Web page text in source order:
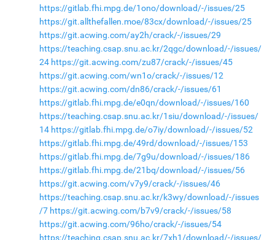
https://gitlab.fhi.mpg.de/1ono/download/-/issues/25
https://git.allthefallen.moe/83cx/download/-/issues/25
https://git.acwing.com/ay2h/crack/-/issues/29
https://teaching.csap.snu.ac.kr/2qgc/download/-/issues/
24 https://git.acwing.com/zu87/crack/-/issues/45
https://git.acwing.com/wn1o/crack/-/issues/12
https://git.acwing.com/dn86/crack/-/issues/61
https://gitlab.fhi.mpg.de/e0qn/download/-/issues/160
https://teaching.csap.snu.ac.kr/1siu/download/-/issues/
14 https://gitlab.fhi.mpg.de/o7iy/download/-/issues/52
https://gitlab.fhi.mpg.de/49rd/download/-/issues/153
https://gitlab.fhi.mpg.de/7g9u/download/-/issues/186
https://gitlab.fhi.mpg.de/21bq/download/-/issues/56
https://git.acwing.com/v7y9/crack/-/issues/46
https://teaching.csap.snu.ac.kr/k3wy/download/-/issues
/7 https://git.acwing.com/b7v9/crack/-/issues/58
https://git.acwing.com/96ho/crack/-/issues/54
https://teaching.csap.snu.ac.kr/7xh1/download/-/issues/